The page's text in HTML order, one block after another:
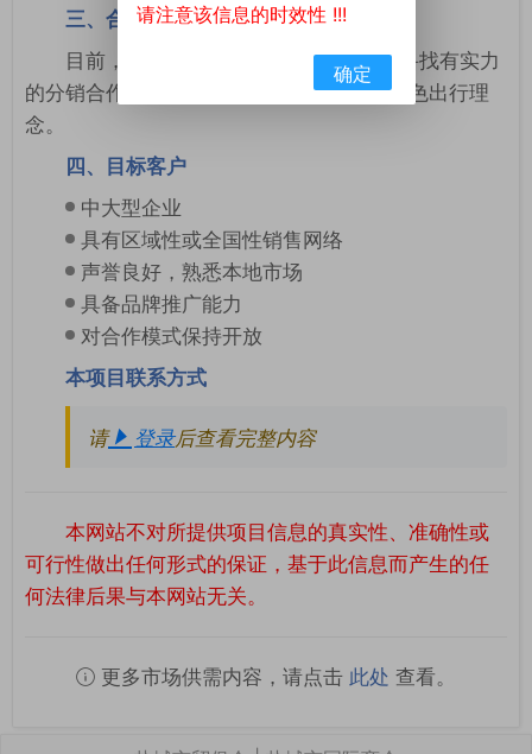
三、合作方向
目前，BH Bikes 希望进入中国市场，寻找有实力
的分销合作伙伴，共同推广高端自行车及绿色出行理
念。
四、目标客户
中大型企业
具有区域性或全国性销售网络
声誉良好，熟悉本地市场
具备品牌推广能力
对合作模式保持开放
本项目联系方式
请 登录后查看完整内容
本网站不对所提供项目信息的真实性、准确性或
可行性做出任何形式的保证，基于此信息而产生的任
何法律后果与本网站无关。
更多市场供需内容，请点击 此处 查看。
请注意该信息的时效性 !!!
确定